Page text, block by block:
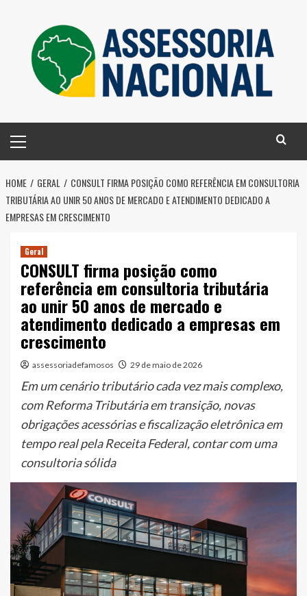
content
Menu
HOME GERAL
CONSULT FIRMA POSIÇÃO COMO REFERÊNCIA EM CONSULTORIA
TRIBUTÁRIA AO UNIR 50 ANOS DE MERCADO E ATENDIMENTO DEDICADO A
EMPRESAS EM CRESCIMENTO
Geral
CONSULT firma posição como
referência em consultoria tributária
ao unir 50 anos de mercado e
atendimento dedicado a empresas em
crescimento
assessoriadefamosos 29 de maio de 2026
Em um cenário tributário cada vez mais complexo,
com Reforma Tributária em transição, novas
obrigações acessórias e fiscalização eletrônica em
tempo real pela Receita Federal, contar com uma
consultoria sólida